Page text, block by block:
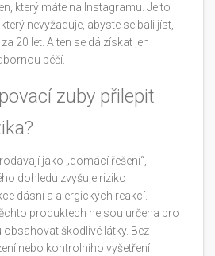
který máte na Instagramu. Je to
nevyžaduje, abyste se báli jíst,
20 let. A ten se dá získat jen
péčí.
zuby přilepit
jako „domácí řešení“,
dohledu zvyšuje riziko
dásní a alergických reakcí.
produktech nejsou určena pro
škodlivé látky. Bez
nebo kontrolního vyšetření